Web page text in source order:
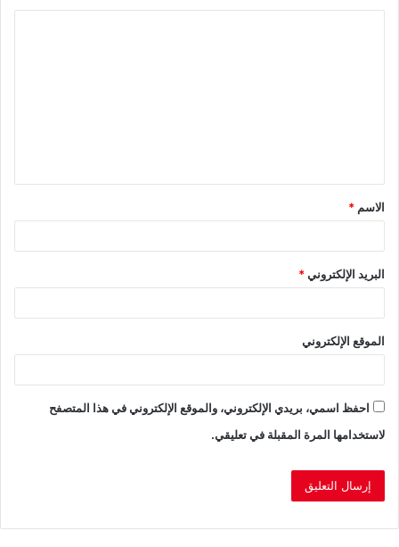
ق
*
الاسم *
البريد الإلكتروني*
الموقع الإلكتروني
احفظ اسمي، بريدي الإلكتروني، والموقع الإلكتروني في هذا المتصفح
لاستخدامها المرة المقبلة في تعليقي.